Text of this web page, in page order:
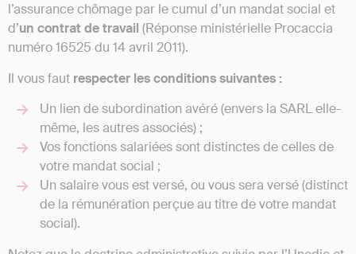
l’assurance chômage par le cumul d’un mandat social et
d’un contrat de travail (Réponse ministérielle Procaccia
numéro 16525 du 14 avril 2011).
Il vous faut respecter les conditions suivantes :
Un lien de subordination avéré (envers la SARL elle-
même, les autres associés) ;
Vos fonctions salariées sont distinctes de celles de
votre mandat social ;
Un salaire vous est versé, ou vous sera versé (distinct
de la rémunération perçue au titre de votre mandat
social).